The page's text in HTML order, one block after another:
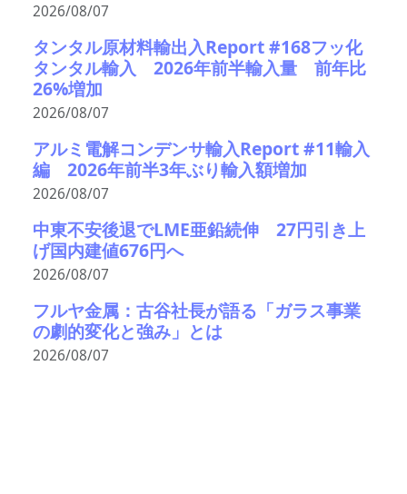
2026/08/07
タンタル原材料輸出入Report #168フッ化
タンタル輸入 2026年前半輸入量 前年比
26%増加
2026/08/07
アルミ電解コンデンサ輸入Report #11輸入
編 2026年前半3年ぶり輸入額増加
2026/08/07
中東不安後退でLME亜鉛続伸 27円引き上
げ国内建値676円へ
2026/08/07
フルヤ金属：古谷社長が語る「ガラス事業
の劇的変化と強み」とは
2026/08/07